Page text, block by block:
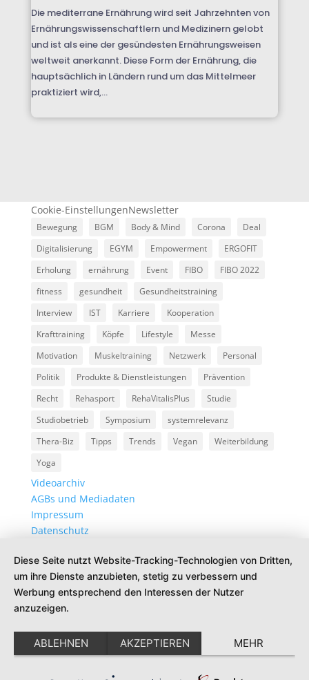
Die mediterrane Ernährung wird seit Jahrzehnten von
Ernährungswissenschaftlern und Medizinern gelobt
und ist als eine der gesündesten Ernährungsweisen
weltweit anerkannt. Diese Form der Ernährung, die
hauptsächlich in Ländern rund um das Mittelmeer
praktiziert wird,...
Cookie-EinstellungenNewsletter
Bewegung BGM Body & Mind Corona
Deal
Digitalisierung
EGYM Empowerment
ERGOFIT
Erholung
ernährung Event FIBO
FIBO 2022
fitness
gesundheit
Gesundheitstraining
Interview
IST Karriere
Kooperation
Krafttraining
Köpfe Lifestyle
Messe
Motivation
Muskeltraining Netzwerk
Personal
Politik
Produkte & Dienstleistungen
Prävention
Recht
Rehasport RehaVitalisPlus
Studie
Studiobetrieb
Symposium
systemrelevanz
Thera-Biz
Tipps Trends Vegan
Weiterbildung
Yoga
Videoarchiv
AGBs und Mediadaten
Impressum
Datenschutz
Diese Seite nutzt Website-Tracking-Technologien von Dritten,
um ihre Dienste anzubieten, stetig zu verbessern und
Werbung entsprechend den Interessen der Nutzer
anzuzeigen.
ABLEHNEN AKZEPTIEREN MEHR